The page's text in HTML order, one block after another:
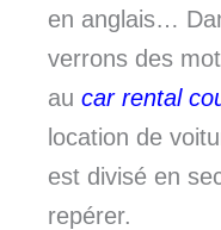
en anglais…
verrons des
au car rental
location de
est divisé en
repérer.